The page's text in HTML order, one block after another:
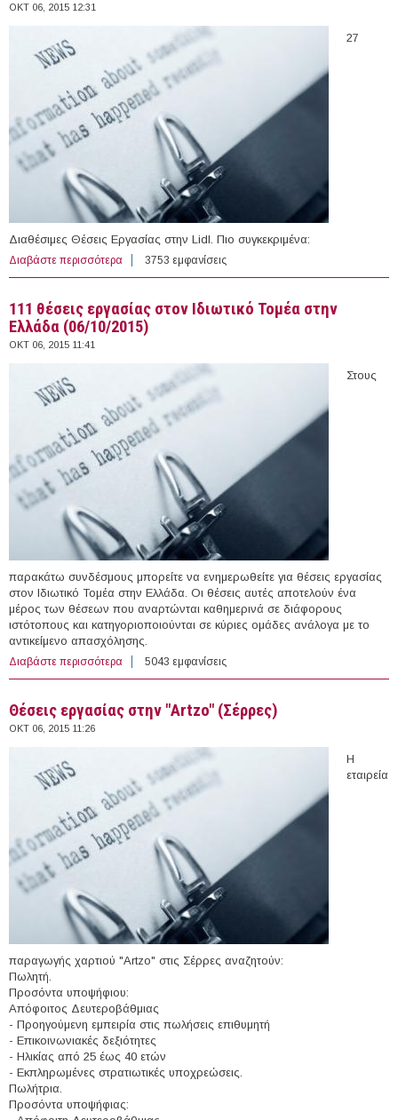
ΟΚΤ 06, 2015 12:31
27
Διαθέσιμες Θέσεις Εργασίας στην Lidl. Πιο συγκεκριμένα:
Διαβάστε περισσότερα για 27 Διαθέσιμες Θέσεις Εργασίας στην Lidl (Κεντρική
Μακεδονία, Αττική, Ήπειρος, Κρήτη, Νησιά Αιγαίου,
3753 εμφανίσεις
111 θέσεις εργασίας στον Ιδιωτικό Τομέα στην
Ελλάδα (06/10/2015)
ΟΚΤ 06, 2015 11:41
Στους
παρακάτω συνδέσμους μπορείτε να ενημερωθείτε για θέσεις εργασίας
στον Ιδιωτικό Τομέα στην Ελλάδα. Οι θέσεις αυτές αποτελούν ένα
μέρος των θέσεων που αναρτώνται καθημερινά σε διάφορους
ιστότοπους και κατηγοριοποιούνται σε κύριες ομάδες ανάλογα με το
αντικείμενο απασχόλησης.
Διαβάστε περισσότερα για 111 θέσεις εργασίας στον Ιδιωτικό Τομέα στην
Ελλάδα (06/10/2015)
5043 εμφανίσεις
Θέσεις εργασίας στην "Artzo" (Σέρρες)
ΟΚΤ 06, 2015 11:26
H
εταιρεία
παραγωγής χαρτιού "Artzo" στις Σέρρες αναζητούν:
Πωλητή.
Προσόντα υποψήφιου:
Απόφοιτος Δευτεροβάθμιας
- Προηγούμενη εμπειρία στις πωλήσεις επιθυμητή
- Επικοινωνιακές δεξιότητες
- Ηλικίας από 25 έως 40 ετών
- Εκπληρωμένες στρατιωτικές υποχρεώσεις.
Πωλήτρια.
Προσόντα υποψήφιας: